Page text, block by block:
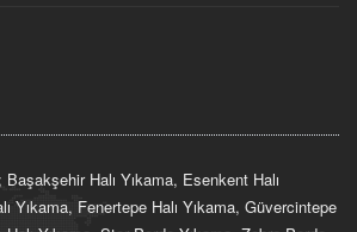
Başakşehir Halı Yıkama, Esenkent Halı
Yıkama, Fenertepe Halı Yıkama, Güvercintepe